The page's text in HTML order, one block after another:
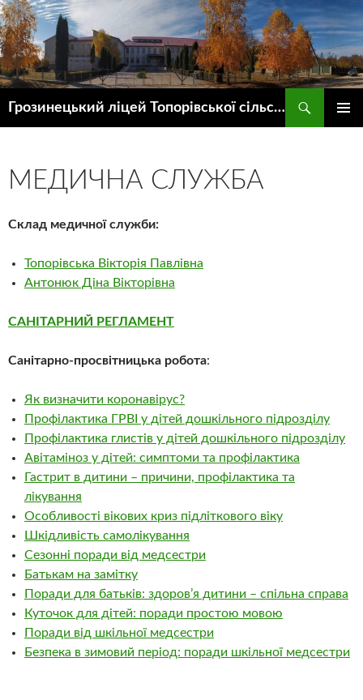
Грозинецький ліцей Топорівської сільської ради
МЕДИЧНА СЛУЖБА
Склад медичної служби:
Топорівська Вікторія Павлівна
Антонюк Діна Вікторівна
САНІТАРНИЙ РЕГЛАМЕНТ
Санітарно-просвітницька робота:
Як визначити коронавірус?
Профілактика ГРВІ у дітей дошкільного підрозділу
Профілактика глистів у дітей дошкільного підрозділу
Авітаміноз у дітей: симптоми та профілактика
Гастрит в дитини – причини, профілактика та
лікування
Особливості вікових криз підліткового віку
Шкідливість самолікування
Сезонні поради від медсестри
Батькам на замітку
Поради для батьків: здоров’я дитини – спільна справа
Куточок для дітей: поради простою мовою
Поради від шкільної медсестри
Безпека в зимовий період: поради шкільної медсестри